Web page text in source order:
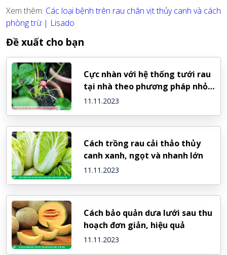
Xem thêm: Các loại bệnh trên rau chân vịt thủy canh và cách
phòng trừ | Lisado
Đề xuất cho bạn
Cực nhàn với hệ thống tưới rau
tại nhà theo phương pháp nhỏ
giọt
11.11.2023
Cách trồng rau cải thảo thủy
canh xanh, ngọt và nhanh lớn
11.11.2023
Cách bảo quản dưa lưới sau thu
hoạch đơn giản, hiệu quả
11.11.2023